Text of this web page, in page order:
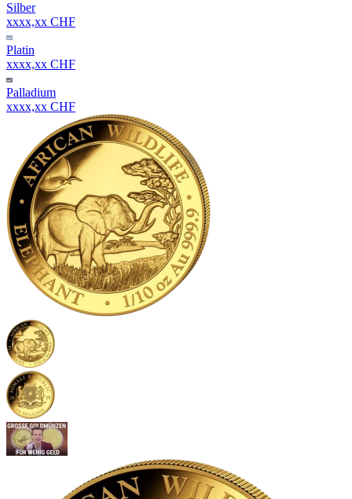
Silber
xxxx,xx CHF
Platin
xxxx,xx CHF
Palladium
xxxx,xx CHF